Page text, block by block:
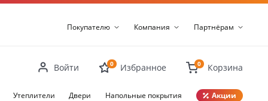
Покупателю Компания Партнёрам
Войти 0 Избранное 0 Корзина
Утеплители Двери Напольные покрытия Акции